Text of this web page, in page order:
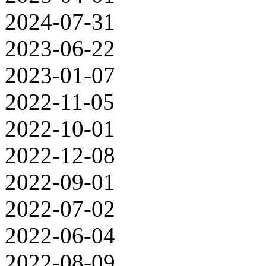
2024-07-31
2023-06-22
2023-01-07
2022-11-05
2022-10-01
2022-12-08
2022-09-01
2022-07-02
2022-06-04